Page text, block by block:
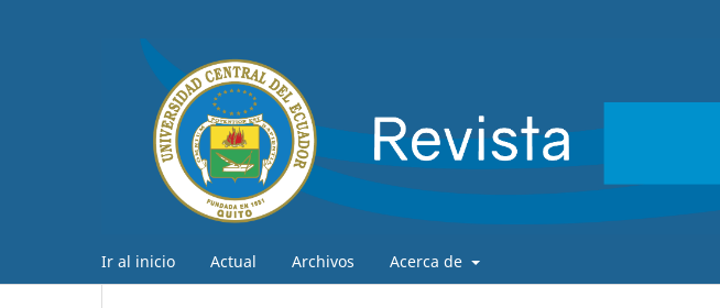
Ir al inicio Actual Archivos Acerca de